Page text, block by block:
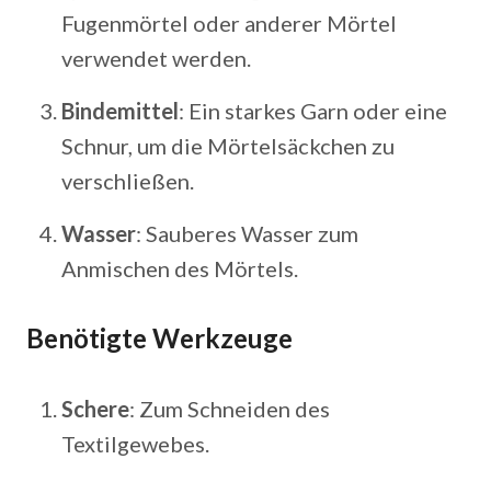
Fugenmörtel oder anderer Mörtel
verwendet werden.
Bindemittel: Ein starkes Garn oder eine
Schnur, um die Mörtelsäckchen zu
verschließen.
Wasser: Sauberes Wasser zum
Anmischen des Mörtels.
Benötigte Werkzeuge
Schere: Zum Schneiden des
Textilgewebes.